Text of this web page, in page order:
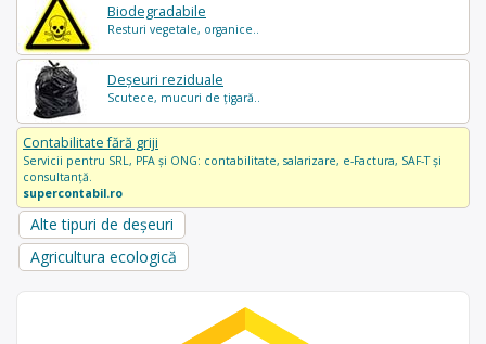
Biodegradabile
Resturi vegetale, organice..
Deșeuri reziduale
Scutece, mucuri de țigară..
Contabilitate fără griji
Servicii pentru SRL, PFA și ONG: contabilitate, salarizare, e-Factura, SAF-T și
consultanță.
supercontabil.ro
Alte tipuri de deșeuri
Agricultura ecologică